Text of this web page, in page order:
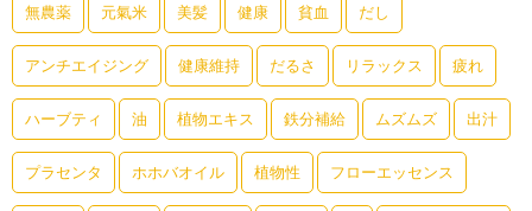
無農薬 元氣米 美髪 健康 貧血 だし
アンチエイジング 健康維持 だるさ リラックス 疲れ
ハーブティ 油 植物エキス 鉄分補給 ムズムズ 出汁
プラセンタ ホホバオイル 植物性 フローエッセンス